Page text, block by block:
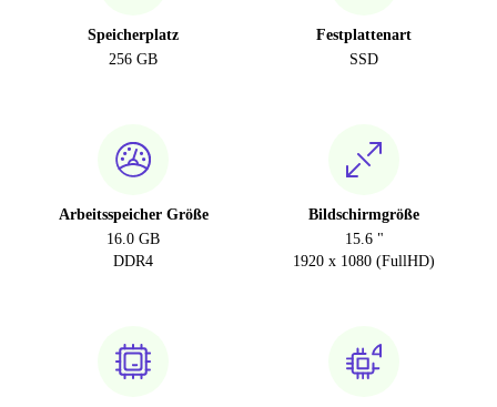
Speicherplatz
256 GB
Festplattenart
SSD
Arbeitsspeicher Größe
16.0 GB
DDR4
Bildschirmgröße
15.6 "
1920 x 1080 (FullHD)